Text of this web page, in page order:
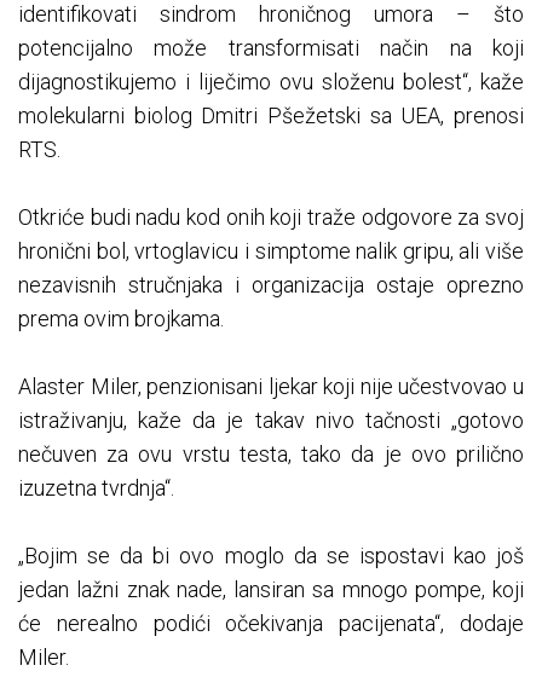
identifikovati sindrom hroničnog umora – što
potencijalno može transformisati način na koji
dijagnostikujemo i liječimo ovu složenu bolest“, kaže
molekularni biolog Dmitri Pšežetski sa UEA, prenosi
RTS.
Otkriće budi nadu kod onih koji traže odgovore za svoj
hronični bol, vrtoglavicu i simptome nalik gripu, ali više
nezavisnih stručnjaka i organizacija ostaje oprezno
prema ovim brojkama.
Alaster Miler, penzionisani ljekar koji nije učestvovao u
istraživanju, kaže da je takav nivo tačnosti „gotovo
nečuven za ovu vrstu testa, tako da je ovo prilično
izuzetna tvrdnja“.
„Bojim se da bi ovo moglo da se ispostavi kao još
jedan lažni znak nade, lansiran sa mnogo pompe, koji
će nerealno podići očekivanja pacijenata“, dodaje
Miler.